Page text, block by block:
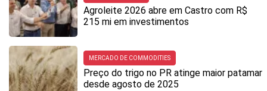
Agroleite 2026 abre em Castro com R$
215 mi em investimentos
MERCADO DE COMMODITIES
Preço do trigo no PR atinge maior patamar
desde agosto de 2025